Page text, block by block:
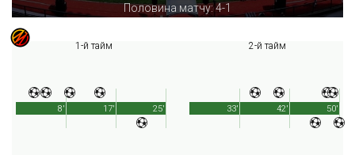
Половина матчу: 4-1
1-й тайм
25'
8' 17'
2-й тайм
50'
33' 42'